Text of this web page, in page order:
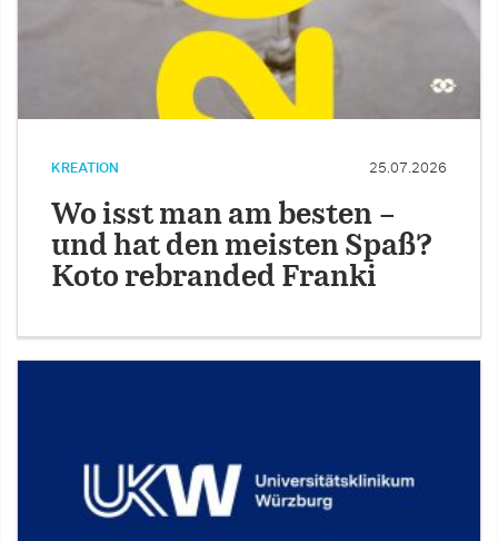
KREATION 25.07.2026
Wo isst man am besten –
und hat den meisten Spaß?
Koto rebranded Franki